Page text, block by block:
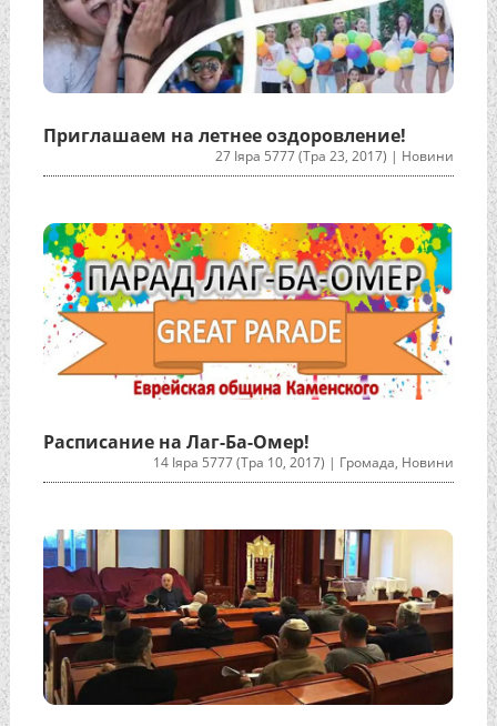
Приглашаем на летнее оздоровление!
27 Іяра 5777 (Тра 23, 2017) | Новини
Расписание на Лаг-Ба-Омер!
14 Іяра 5777 (Тра 10, 2017) | Громада, Новини